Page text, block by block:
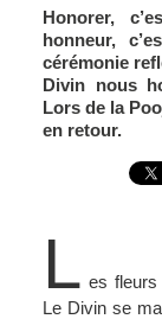
Honorer,
honneur,
cérémonie
Divin nous
Lors de la
en retour.
L es fleurs
Le Divin se